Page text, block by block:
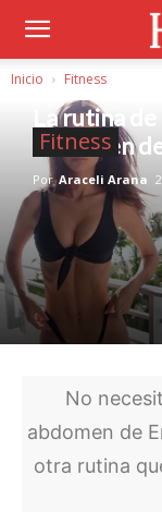
Inicio Fitness
Fitness
La rutina
abdomen
Por Araceli Arana
No
abdomen de
otra rutina